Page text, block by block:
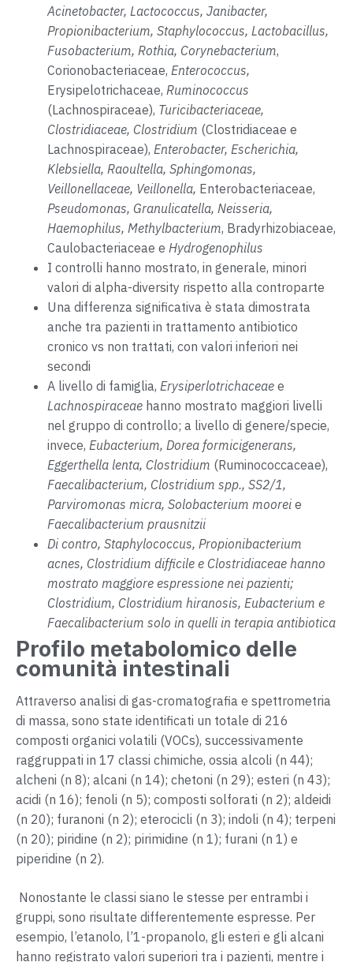
Acinetobacter, Lactococcus, Janibacter,
Propionibacterium, Staphylococcus, Lactobacillus,
Fusobacterium, Rothia, Corynebacterium,
Corionobacteriaceae, Enterococcus,
Erysipelotrichaceae, Ruminococcus
(Lachnospiraceae), Turicibacteriaceae,
Clostridiaceae, Clostridium (Clostridiaceae e
Lachnospiraceae), Enterobacter, Escherichia,
Klebsiella, Raoultella, Sphingomonas,
Veillonellaceae, Veillonella, Enterobacteriaceae,
Pseudomonas, Granulicatella, Neisseria,
Haemophilus, Methylbacterium, Bradyrhizobiaceae,
Caulobacteriaceae e Hydrogenophilus
I controlli hanno mostrato, in generale, minori
valori di alpha-diversity rispetto alla controparte
Una differenza significativa è stata dimostrata
anche tra pazienti in trattamento antibiotico
cronico vs non trattati, con valori inferiori nei
secondi
A livello di famiglia, Erysiperlotrichaceae e
Lachnospiraceae hanno mostrato maggiori livelli
nel gruppo di controllo; a livello di genere/specie,
invece, Eubacterium, Dorea formicigenerans,
Eggerthella lenta, Clostridium (Ruminococcaceae),
Faecalibacterium, Clostridium spp., SS2/1,
Parviromonas micra, Solobacterium moorei e
Faecalibacterium prausnitzii
Di contro, Staphylococcus, Propionibacterium
acnes, Clostridium difficile e Clostridiaceae hanno
mostrato maggiore espressione nei pazienti;
Clostridium, Clostridium hiranosis, Eubacterium e
Faecalibacterium solo in quelli in terapia antibiotica
Profilo metabolomico delle
comunità intestinali
Attraverso analisi di gas-cromatografia e spettrometria
di massa, sono state identificati un totale di 216
composti organici volatili (VOCs), successivamente
raggruppati in 17 classi chimiche, ossia alcoli (n 44);
alcheni (n 8); alcani (n 14); chetoni (n 29); esteri (n 43);
acidi (n 16); fenoli (n 5); composti solforati (n 2); aldeidi
(n 20); furanoni (n 2); eterocicli (n 3); indoli (n 4); terpeni
(n 20); piridine (n 2); pirimidine (n 1); furani (n 1) e
piperidine (n 2).
Nonostante le classi siano le stesse per entrambi i
gruppi, sono risultate differentemente espresse. Per
esempio, l’etanolo, l’1-propanolo, gli esteri e gli alcani
hanno registrato valori superiori tra i pazienti, mentre i